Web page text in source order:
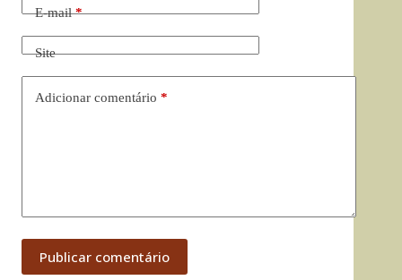
E-mail*
Site
Adicionar comentário *
Publicar comentário